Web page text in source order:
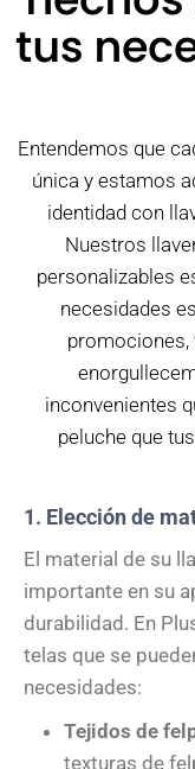
tus
Entendemos que
única y estamos
identidad con
Nuestros
personalizables
necesidades
promociones,
inconvenientes
peluche que
1. Elección de
El material de su
importante en su
durabilidad. En
telas que se
necesidades:
Tejidos de
texturas de